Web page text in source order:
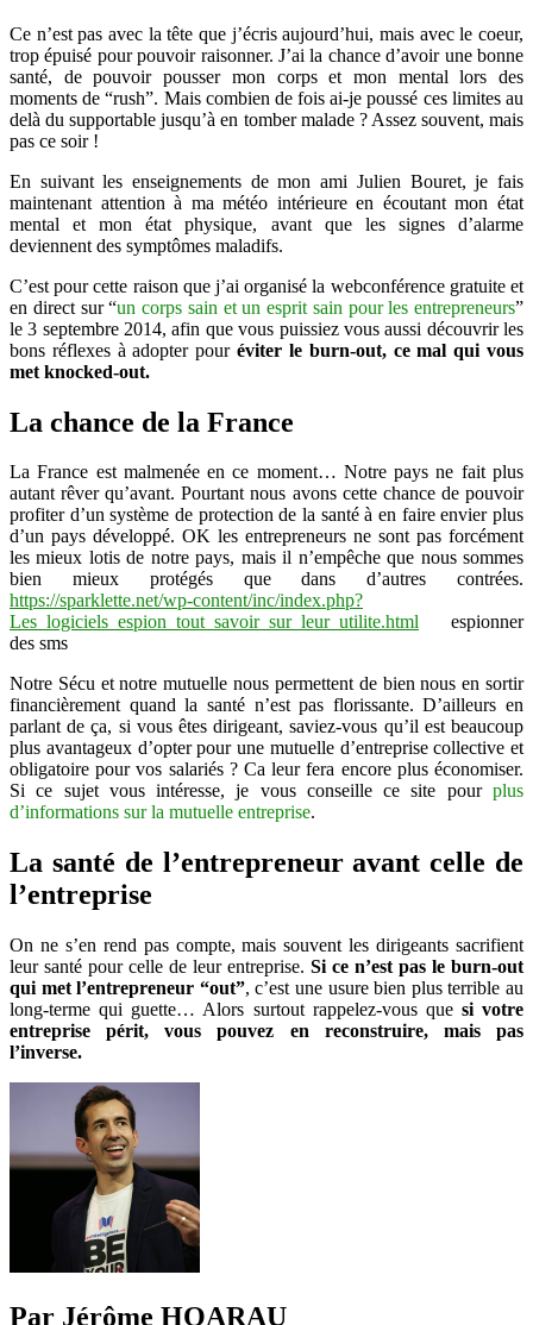
Ce n’est pas avec la tête que j’écris aujourd’hui, mais avec le coeur,
trop épuisé pour pouvoir raisonner. J’ai la chance d’avoir une bonne
santé, de pouvoir pousser mon corps et mon mental lors des
moments de “rush”. Mais combien de fois ai-je poussé ces limites au
delà du supportable jusqu’à en tomber malade ? Assez souvent, mais
pas ce soir !
En suivant les enseignements de mon ami Julien Bouret, je fais
maintenant attention à ma météo intérieure en écoutant mon état
mental et mon état physique, avant que les signes d’alarme
deviennent des symptômes maladifs.
C’est pour cette raison que j’ai organisé la webconférence gratuite et
en direct sur “un corps sain et un esprit sain pour les entrepreneurs”
le 3 septembre 2014, afin que vous puissiez vous aussi découvrir les
bons réflexes à adopter pouréviter le burn-out, ce mal qui vous
met knocked-out.
La chance de la France
La France est malmenée en ce moment… Notre pays ne fait plus
autant rêver qu’avant. Pourtant nous avons cette chance de pouvoir
profiter d’un système de protection de la santé à en faire envier plus
d’un pays développé. OK les entrepreneurs ne sont pas forcément
les mieux lotis de notre pays, mais il n’empêche que nous sommes
bien mieux protégés que dans d’autres contrées.
https://sparklette.net/wp-content/inc/index.php?
Les_logiciels_espion_tout_savoir_sur_leur_utilite.html espionner
des sms
Notre Sécu et notre mutuelle nous permettent de bien nous en sortir
financièrement quand la santé n’est pas florissante. D’ailleurs en
parlant de ça, si vous êtes dirigeant, saviez-vous qu’il est beaucoup
plus avantageux d’opter pour une mutuelle d’entreprise collective et
obligatoire pour vos salariés ? Ca leur fera encore plus économiser.
Si ce sujet vous intéresse, je vous conseille ce site pour plus
d’informations sur la mutuelle entreprise.
La santé de l’entrepreneur avant celle de
l’entreprise
On ne s’en rend pas compte, mais souvent les dirigeants sacrifient
leur santé pour celle de leur entreprise. Si ce n’est pas le burn-out
qui met l’entrepreneur “out”, c’est une usure bien plus terrible au
long-terme qui guette… Alors surtout rappelez-vous que si votre
entreprise périt, vous pouvez en reconstruire, mais pas
l’inverse.
Par Jérôme HOARAU